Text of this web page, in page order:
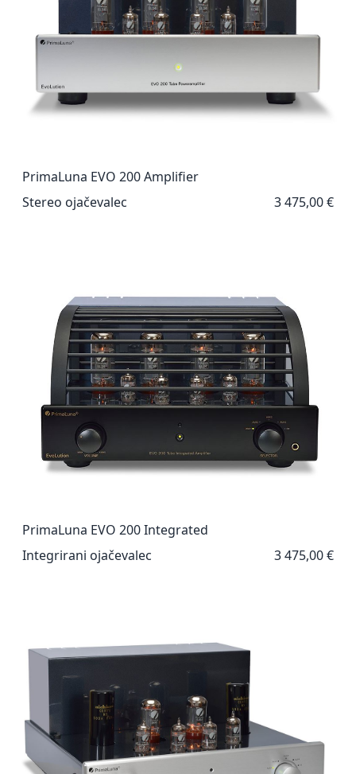
PrimaLuna EVO 200 Amplifier
Stereo ojačevalec
3 475,00 €
PrimaLuna EVO 200 Integrated
Integrirani ojačevalec
3 475,00 €